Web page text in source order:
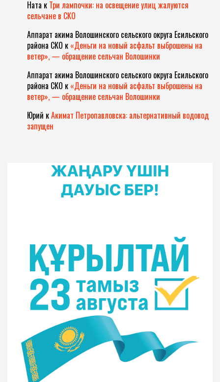
Ната к Три лампочки: на освещение улиц жалуются
сельчане в СКО
Аппарат акима Волошинского сельского округа Есильского
района СКО к «Деньги на новый асфальт выброшены на
ветер», — обращение сельчан Волошинки
Аппарат акима Волошинского сельского округа Есильского
района СКО к «Деньги на новый асфальт выброшены на
ветер», — обращение сельчан Волошинки
Юрий кАкимат Петропавловска: альтернативный водовод
запущен